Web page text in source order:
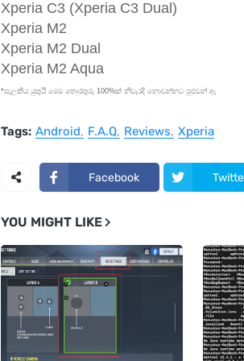
Xperia C3 (Xperia C3 Dual)
Xperia M2
Xperia M2 Dual
Xperia M2 Aqua
*සැලකිය යුතුයි මෙම තොරතුරු 100%ක් නිවැරදි නොවන්නට පුළුවන් ඈ
Tags: Android F.A.Q Reviews Xperia
Facebook
YOU MIGHT LIKE